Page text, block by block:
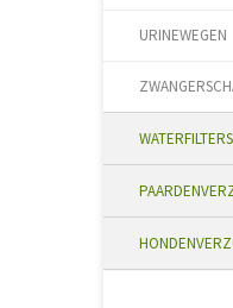
URINEWEGEN